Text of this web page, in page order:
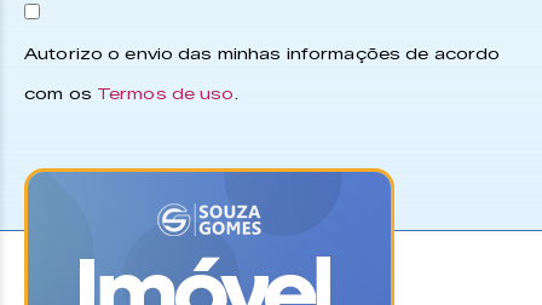
Autorizo o envio das minhas informações de acordo
com os Termos de uso.